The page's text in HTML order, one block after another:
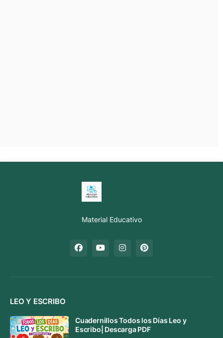
Material Educativo
LEO Y ESCRIBO
Cuadernillos Todos los Días Leo y
Escribo| Descarga PDF